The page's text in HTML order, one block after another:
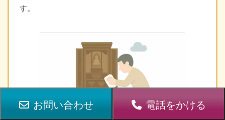
す。
お問い合わせ 電話をかける